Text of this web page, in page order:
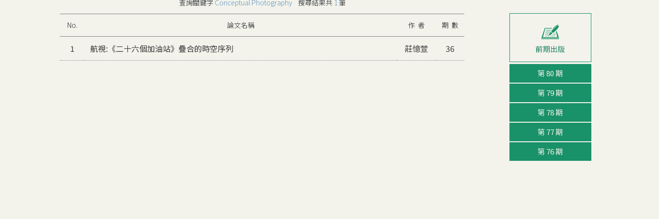
查詢關鍵字 Conceptual Photography搜尋結果共 1 筆
No. 論文名稱 作 者 期 數
1 航視:《二十六個加油站》疊合的時空序列 莊憶萱 36
第 80 期
第 79 期
第 78 期
第 77 期
第 76 期